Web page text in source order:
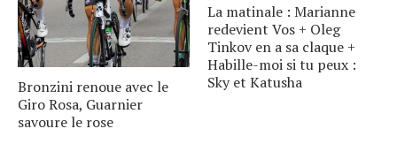
Bronzini renoue avec le
Giro Rosa, Guarnier
savoure le rose
La matinale : Marianne
redevient Vos + Oleg
Tinkov en a sa claque +
Habille-moi si tu peux :
Sky et Katusha